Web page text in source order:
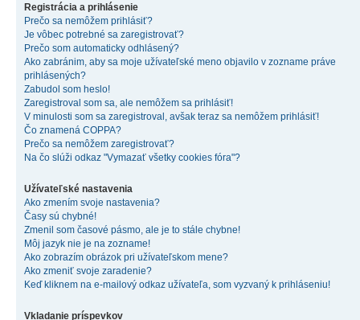
Registrácia a prihlásenie
Prečo sa nemôžem prihlásiť?
Je vôbec potrebné sa zaregistrovať?
Prečo som automaticky odhlásený?
Ako zabránim, aby sa moje užívateľské meno objavilo v zozname práve
prihlásených?
Zabudol som heslo!
Zaregistroval som sa, ale nemôžem sa prihlásiť!
V minulosti som sa zaregistroval, avšak teraz sa nemôžem prihlásiť!
Čo znamená COPPA?
Prečo sa nemôžem zaregistrovať?
Na čo slúži odkaz "Vymazať všetky cookies fóra"?
Užívateľské nastavenia
Ako zmením svoje nastavenia?
Časy sú chybné!
Zmenil som časové pásmo, ale je to stále chybne!
Môj jazyk nie je na zozname!
Ako zobrazím obrázok pri užívateľskom mene?
Ako zmeniť svoje zaradenie?
Keď kliknem na e-mailový odkaz užívateľa, som vyzvaný k prihláseniu!
Vkladanie príspevkov